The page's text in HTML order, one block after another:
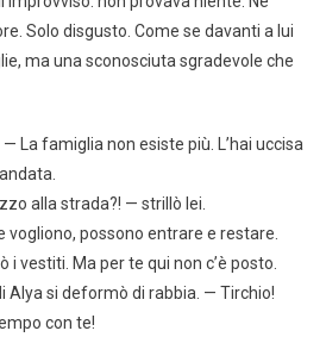
Solo disgusto. Come se davanti a lui
ma una sconosciuta sgradevole che
La famiglia non esiste più. L’hai uccisa
alla strada?! — strillò lei.
vogliono, possono entrare e restare.
i vestiti. Ma per te qui non c’è posto.
Alya si deformò di rabbia. — Tirchio!
con te!